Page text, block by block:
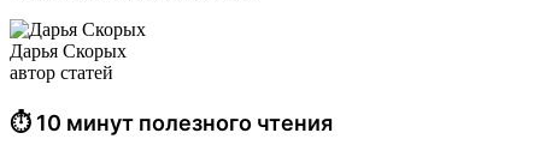
Дарья Скорых
автор статей
⏱ 10 минут полезного чтения